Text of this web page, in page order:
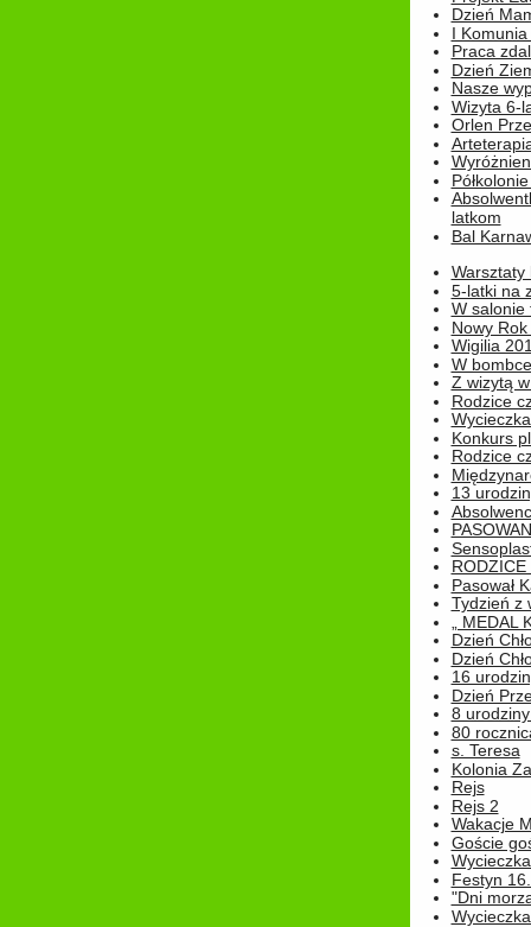
Dzień
I
Praca
Dzień
Nasze
Wizyta 6-
Orlen
latkom
Bal
Warsztaty
5-latki na
W salonie
Nowy
Wigilia
W bombce
Z wizytą
Rodzice
Konkurs
Rodzice
13
Pasował
Tydzień z
„
Dzień
Dzień
16
Dzień
8
80
s. Teresa
Kolonia
Rejs
Rejs 2
Wakacje
Goście
Festyn
"Dni